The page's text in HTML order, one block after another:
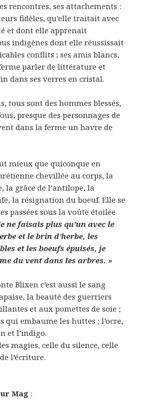
rencontres, ses attachements :
fidèles, qu’elle traitait avec
et dont elle apprenait
indigènes dont elle réussissait
conflits ; ses amis blancs,
parler de littérature et
dans ses verres en cristal.
tous sont des hommes blessés,
presque des personnages de
dans la ferme un havre de
mieux que quiconque en
chevillée au corps, la
la grâce de l’antilope, la
la résignation du boeuf. Elle se
passées sous la voûte étoilée
ne faisais plus qu’un avec le
et le brin d’herbe, les
et les boeufs épuisés, je
du vent dans les arbres. »
Blixen c’est aussi le sang
la beauté des guerriers
et aux pomettes de soie ;
qui embaume les huttes ; l’ocre,
et l’indigo.
magies, celle du silence, celle
l’écriture.
Mag :